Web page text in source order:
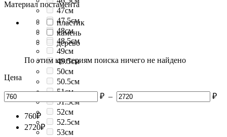
47см
47.5см
48см
48.5см
49см
49.5см
50см
50.5см
51см
51.5см
52см
52.5см
53см
Материал постамента
пластик
камень
дерево
По этим критериям поиска ничего не найдено
Цена
₽ – ₽
760₽
2720₽